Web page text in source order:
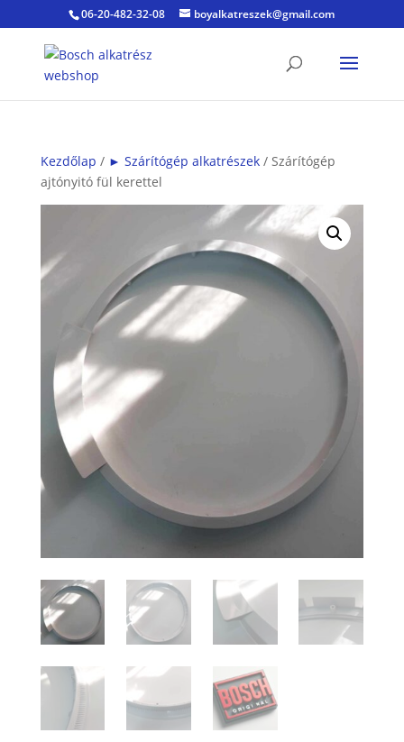
06-20-482-32-08 boyalkatreszek@gmail.com
Kezdőlap / ► Szárítógép alkatrészek/ Szárítógép
ajtónyitó fül kerettel